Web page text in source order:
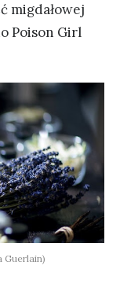
migdałowej
Poison Girl
Guerlain)